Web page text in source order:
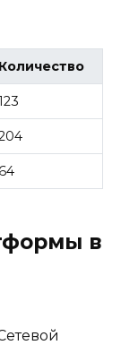
Количество
64
в